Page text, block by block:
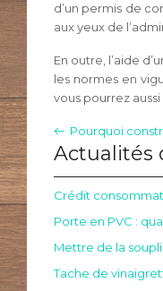
d’un permis de
aux yeux de
En outre, l’aide
les normes en
vous pourrez
Pourquoi
Actualités
Crédit
Porte en PVC :
Mettre de la
Tache de